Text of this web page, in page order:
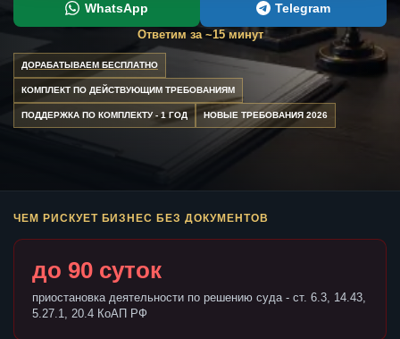
WhatsApp Telegram
Ответим за ~15 минут
ДОРАБАТЫВАЕМ БЕСПЛАТНО
КОМПЛЕКТ ПО ДЕЙСТВУЮЩИМ ТРЕБОВАНИЯМ
ПОДДЕРЖКА ПО КОМПЛЕКТУ - 1 ГОД НОВЫЕ ТРЕБОВАНИЯ 2026
ЧЕМ РИСКУЕТ БИЗНЕС БЕЗ ДОКУМЕНТОВ
до 90 суток
приостановка деятельности по решению суда - ст. 6.3, 14.43,
5.27.1, 20.4 КоАП РФ